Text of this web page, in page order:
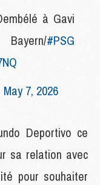
à Gavi
#PSG
May 7, 2026
Deportivo ce
sa relation avec
pour souhaiter